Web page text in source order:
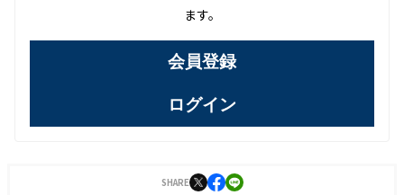
ます。
会員登録
ログイン
SHARE